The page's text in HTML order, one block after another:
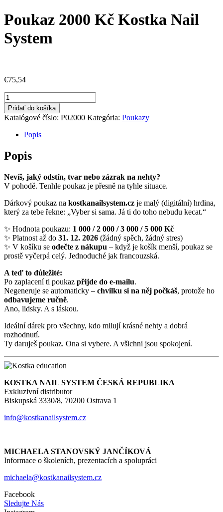
Poukaz 2000 Kč Kostka Nail
System
€75,54
množstvo
Poukaz
2000
Kč
Kostka
System
Pridať do košíka
Katalógové číslo: P02000 Kategória: Poukazy
Popis
Popis
Nevíš, jaký odstín, tvar nebo zázrak na nehty?
V pohodě. Tenhle poukaz je přesně na tyhle situace.
Dárkový poukaz na kostkanailsystem.cz je malý (digitální) hrdina,
který za tebe řekne: „Vyber si sama. Já ti do toho nebudu kecat.“
✨ Hodnota poukazu: 1 000 / 2 000 / 3 000 / 5 000 Kč
✨ Platnost až do 31. 12. 2026 (žádný spěch, žádný stres)
✨ V košíku se odečte z nákupu – když je košík menší, poukaz se
prostě vyčerpá celý. Jednoduché jak francouzská.
A teď to důležité:
Po zaplacení ti poukaz přijde do e-mailu.
Negeneruje se automaticky – chvilku si na něj počkáš, protože ho
odbavujeme ručně.
Ano, lidsky. A s láskou.
Ideální dárek pro všechny, kdo milují krásné nehty a dobrá
rozhodnutí.
Ty daruješ poukaz. Ona si vybere. A všichni jsou spokojení.
KOSTKA NAIL SYSTEM ČESKÁ REPUBLIKA
Exkluzivní distributor
Biskupská 3330/8, 70200 Ostrava 1
info@kostkanailsystem.cz
MICHAELA STANOVSKÝ JANČÍKOVÁ
Informace o školeních, prezentacích a spolupráci
michaela@kostkanailsystem.cz
Facebook
Sledujte Nás